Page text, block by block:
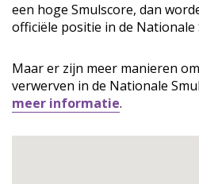
een hoge Smulscore, dan
officiële positie in de Nationale
Maar er zijn meer manieren
verwerven in de Nationale
meer informatie.